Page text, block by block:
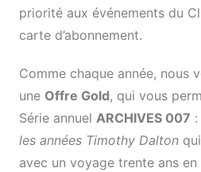
priorité aux événements du
carte d’abonnement.
Comme chaque année, nous
une Offre Gold, qui vous
Série annuel ARCHIVES 007
les années Timothy Daltonqui
avec un voyage trente ans